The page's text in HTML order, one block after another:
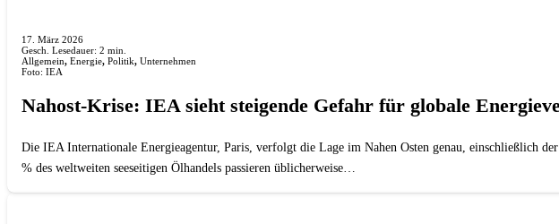
17. März 2026
Gesch. Lesedauer: 2 min.
Allgemein, Energie, Politik, Unternehmen
Foto: IEA
Nahost-Krise: IEA sieht steigende Gefahr für globale
Die IEA Internationale Energieagentur, Paris, verfolgt die Lage im Nahen Osten genau, einschließlich
% des weltweiten seeseitigen Ölhandels passieren üblicherweise…